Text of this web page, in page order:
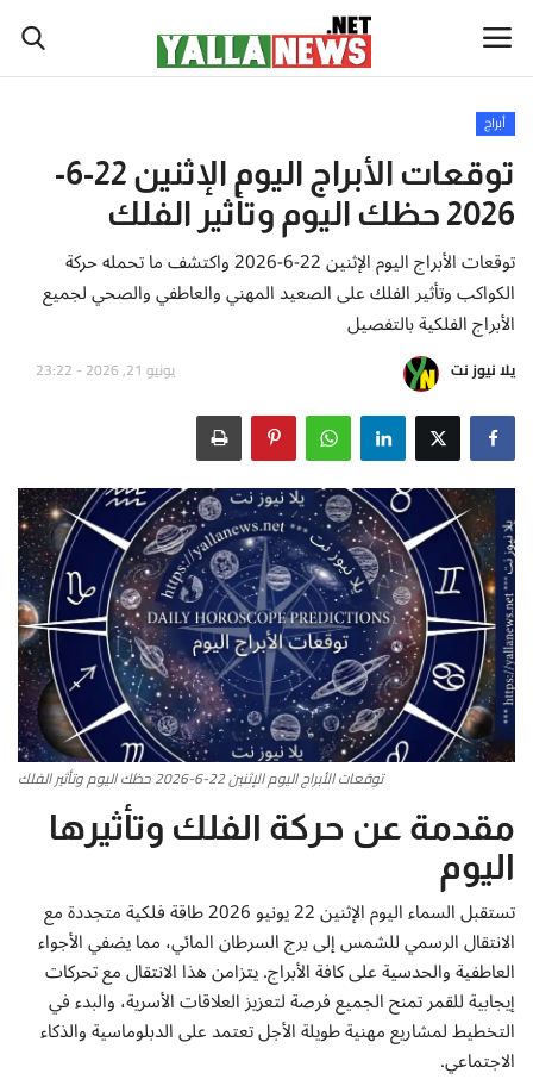
أخبار العالم
أخبار الوطن العربي
سياسة واقتصاد
رياضة
تكنولوجيا وعلوم
صحة ولياقة
أطباق من المطابخ العربية
سياحة وسفر
منوعات عامة
جاليري الفن التشكيلي
من نحن
سياسة الخصوصية
البنود والشروط
رئيس التحرير
إتصل بنا
أبراج
توقعات الأبراج اليوم الإثنين 22-6-
2026 حظك اليوم وتأثير الفلك
توقعات الأبراج اليوم الإثنين 22-6-2026 واكتشف ما تحمله حركة
الكواكب وتأثير الفلك على الصعيد المهني والعاطفي والصحي لجميع
الأبراج الفلكية بالتفصيل
يلا نيوز نت يونيو 21, 2026 - 23:22
توقعات الأبراج اليوم الإثنين 22-6-2026 حظك اليوم وتأثير الفلك
مقدمة عن حركة الفلك وتأثيرها
اليوم
تستقبل السماء اليوم الإثنين 22 يونيو 2026 طاقة فلكية متجددة مع
الانتقال الرسمي للشمس إلى برج السرطان المائي، مما يضفي الأجواء
العاطفية والحدسية على كافة الأبراج. يتزامن هذا الانتقال مع تحركات
إيجابية للقمر تمنح الجميع فرصة لتعزيز العلاقات الأسرية، والبدء في
التخطيط لمشاريع مهنية طويلة الأجل تعتمد على الدبلوماسية والذكاء
الاجتماعي.